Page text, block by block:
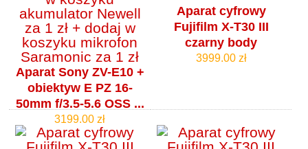
Aparat Sony ZV-E10 +
obiektyw E PZ 16-
50mm f/3.5-5.6 OSS ...
3199.00 zł
Aparat cyfrowy
Fujifilm X-T30 III
czarny body
3999.00 zł